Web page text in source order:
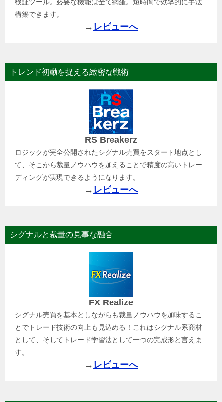
検証ツール。必要な機能は全て網羅。短時間で効率的に手法
構築できます。
→ レビューへ
トレンド初動を捉える緻密な戦術
RS Breakerz
ロジックが完全公開されたシグナル売買をスタート地点とし
て、そこから裁量ノウハウを加えることで精度の高いトレー
ディングが実現できるようになります。
→ レビューへ
シグナルと裁量の見事な融合
FX Realize
シグナル売買を基本としながらも裁量ノウハウを加味するこ
とでトレード技術の向上も見込める！これはシグナル系商材
として、そしてトレード学習法として一つの完成形と言えま
す。
→ レビューへ